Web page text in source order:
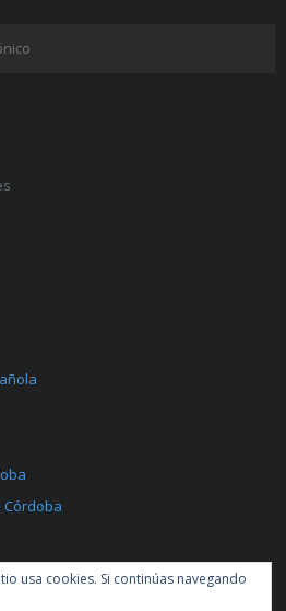
Córdoba
usa cookies. Si continúas navegando